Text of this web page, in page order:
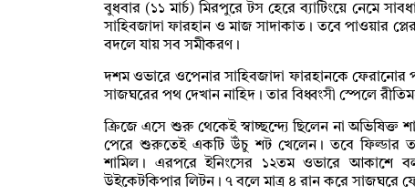
বুধবার (১১ মার্চ) মিরপুরে টস হেরে ব্যাটিংয়ে নেমে
সাহিবজাদা ফারহান ও মাজ সাদাকাত। তবে পাওয়ার
বদলে যায় সব সমীকরণ।
দশম ওভারে ওপেনার সাহিবজাদা ফারহানকে
সাজঘরের পথ দেখান নাহিদ। তার বিধ্বংসী স্পেলে
ক্রিজে এসে শুরু থেকেই স্বাচ্ছন্দ্যে ছিলেন না অভিষিক্ত
পেরে শুরুতেই একটি উঁচু শট খেলেন। তবে ফিল্ডার
শামিল। এরপরে ইনিংসের ১২তম ওভারে
উইকেটকিপার লিটন। ৭ বলে মাত্র ৪ রান করে সাজঘরে